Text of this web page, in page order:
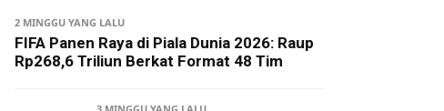
2 MINGGU YANG LALU
FIFA Panen Raya di Piala Dunia 2026: Raup
Rp268,6 Triliun Berkat Format 48 Tim